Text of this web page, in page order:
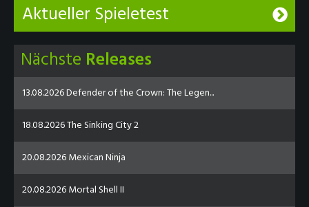
Aktueller Spieletest
Nächste Releases
13.08.2026 Defender of the Crown: The Legen...
18.08.2026 The Sinking City 2
20.08.2026 Mexican Ninja
20.08.2026 Mortal Shell II